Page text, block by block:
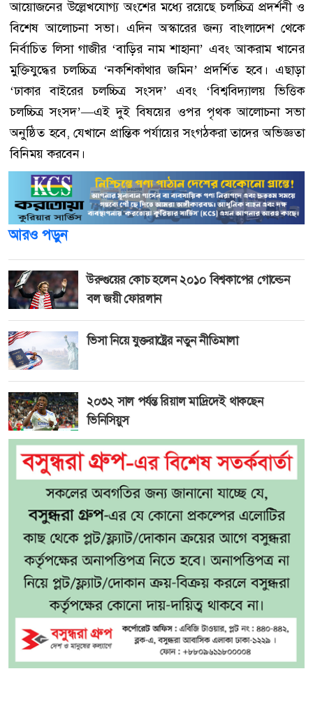
আয়োজনের উল্লেখযোগ্য অংশের মধ্যে রয়েছে চলচ্চিত্র প্রদর্শনী ও
বিশেষ আলোচনা সভা। এদিন অস্কারের জন্য বাংলাদেশ থেকে
নির্বাচিত লিসা গাজীর ‘বাড়ির নাম শাহানা’ এবং আকরাম খানের
মুক্তিযুদ্ধের চলচ্চিত্র ‘নকশিকাঁথার জমিন’ প্রদর্শিত হবে। এছাড়া
‘ঢাকার বাইরের চলচ্চিত্র সংসদ’ এবং ‘বিশ্ববিদ্যালয় ভিত্তিক
চলচ্চিত্র সংসদ’—এই দুই বিষয়ের ওপর পৃথক আলোচনা সভা
অনুষ্ঠিত হবে, যেখানে প্রান্তিক পর্যায়ের সংগঠকরা তাদের অভিজ্ঞতা
বিনিময় করবেন।
আরও পড়ুন
উরুগুয়ের কোচ হলেন ২০১০ বিশ্বকাপের গোল্ডেন
বল জয়ী ফোরলান
ভিসা নিয়ে যুক্তরাষ্ট্রের নতুন নীতিমালা
২০৩২ সাল পর্যন্ত রিয়াল মাদ্রিদেই থাকছেন
ভিনিসিয়ুস